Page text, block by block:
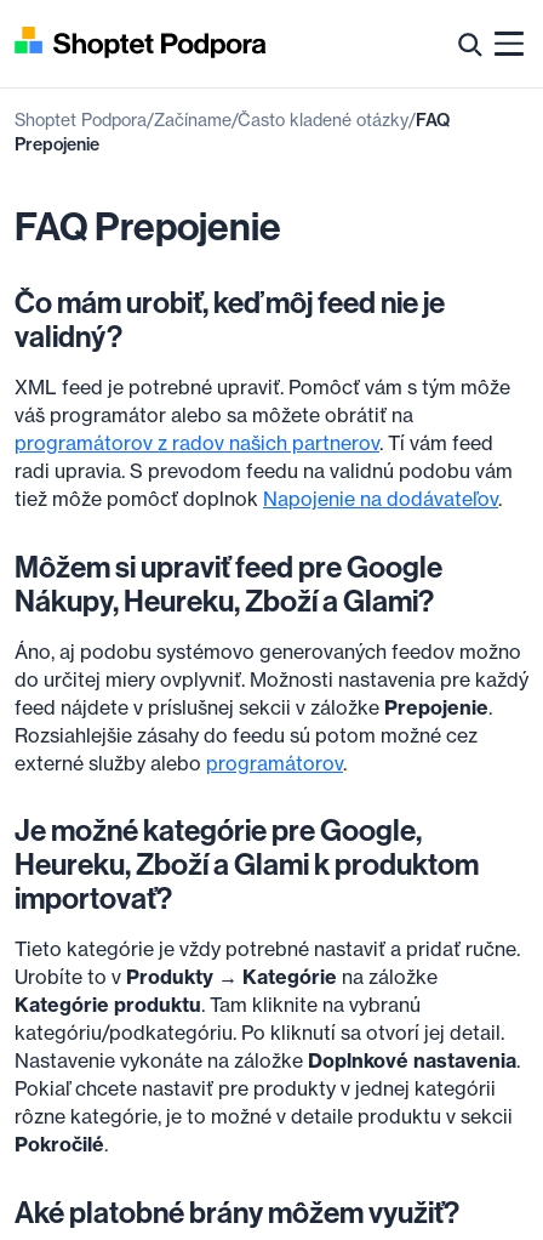
Shoptet Podpora Začíname Často kladené otázky FAQ
Prepojenie
FAQ Prepojenie
Čo mám urobiť, keď môj feed nie je
validný?
XML feed je potrebné upraviť. Pomôcť vám s tým môže
váš programátor alebo sa môžete obrátiť na
programátorov z radov našich partnerov. Tí vám feed
radi upravia. S prevodom feedu na validnú podobu vám
tiež môže pomôcť doplnok Napojenie na dodávateľov.
Môžem si upraviť feed pre Google
Nákupy, Heureku, Zboží a Glami?
Áno, aj podobu systémovo generovaných feedov možno
do určitej miery ovplyvniť. Možnosti nastavenia pre každý
feed nájdete v príslušnej sekcii v záložke Prepojenie.
Rozsiahlejšie zásahy do feedu sú potom možné cez
externé služby alebo programátorov.
Je možné kategórie pre Google,
Heureku, Zboží a Glami k produktom
importovať?
Tieto kategórie je vždy potrebné nastaviť a pridať ručne.
Urobíte to v Produkty → Kategórie na záložke
Kategórie produktu. Tam kliknite na vybranú
kategóriu/podkategóriu. Po kliknutí sa otvorí jej detail.
Nastavenie vykonáte na záložke Doplnkové nastavenia.
Pokiaľ chcete nastaviť pre produkty v jednej kategórii
rôzne kategórie, je to možné v detaile produktu v sekcii
Pokročilé.
Aké platobné brány môžem využiť?